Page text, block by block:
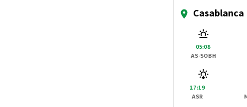
Casablanca
05:08
AS-SOBH
17:19
ASR